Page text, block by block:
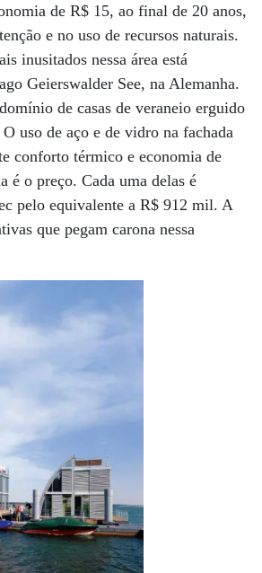
de R$ 15, ao final de 20 anos,
e no uso de recursos naturais.
inusitados nessa área está
Geierswalder See, na Alemanha.
de casas de veraneio erguido
uso de aço e de vidro na fachada
conforto térmico e economia de
é o preço. Cada uma delas é
pelo equivalente a R$ 912 mil. A
que pegam carona nessa